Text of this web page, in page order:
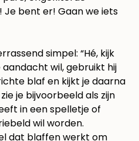
Je bent er! Gaan we iets
simpel: “Hé, kijk
aandacht wil, gebruikt hij
blaf en kijkt je daarna
je bijvoorbeeld als zijn
in een spelletje of
wil worden.
dat blaffen werkt om